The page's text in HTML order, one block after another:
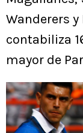
Wanderers
contabiliza
mayor de